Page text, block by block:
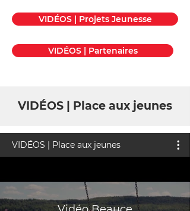
VIDÉOS | Projets Jeunesse
VIDÉOS | Partenaires
VIDÉOS | Place aux jeunes
VIDÉOS | Place aux jeunes